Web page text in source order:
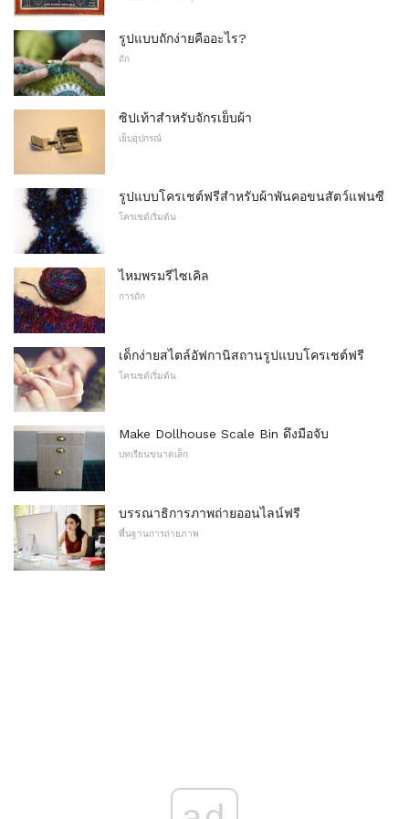
รูปแบบถักง่ายคืออะไร?
ถัก
ซิปเท้าสำหรับจักรเย็บผ้า
เย็บอุปกรณ์
รูปแบบโครเชต์ฟรีสำหรับผ้าพันคอขนสัตว์แฟนซี
โครเชต์เริ่มต้น
ไหมพรมรีไซเคิล
การถัก
เด็กง่ายสไตล์อัฟกานิสถานรูปแบบโครเชต์ฟรี
โครเชต์เริ่มต้น
Make Dollhouse Scale Bin ดึงมือจับ
บทเรียนขนาดเล็ก
บรรณาธิการภาพถ่ายออนไลน์ฟรี
พื้นฐานการถ่ายภาพ